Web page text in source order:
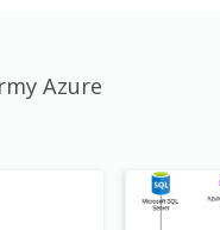
Azure